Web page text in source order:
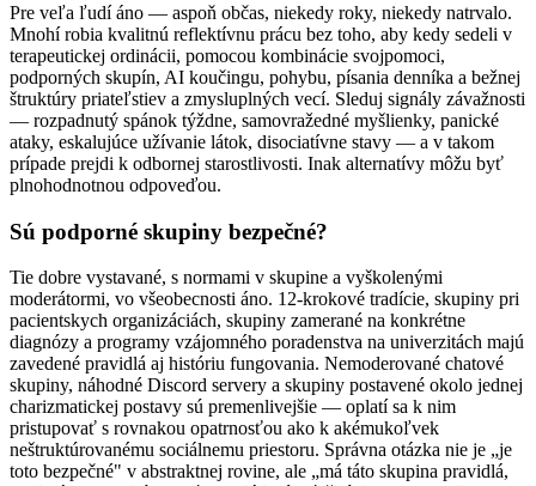
Pre veľa ľudí áno — aspoň občas, niekedy roky, niekedy natrvalo.
Mnohí robia kvalitnú reflektívnu prácu bez toho, aby kedy sedeli v
terapeutickej ordinácii, pomocou kombinácie svojpomoci,
podporných skupín, AI koučingu, pohybu, písania denníka a bežnej
štruktúry priateľstiev a zmysluplných vecí. Sleduj signály závažnosti
— rozpadnutý spánok týždne, samovražedné myšlienky, panické
ataky, eskalujúce užívanie látok, disociatívne stavy — a v takom
prípade prejdi k odbornej starostlivosti. Inak alternatívy môžu byť
plnohodnotnou odpoveďou.
Sú podporné skupiny bezpečné?
Tie dobre vystavané, s normami v skupine a vyškolenými
moderátormi, vo všeobecnosti áno. 12-krokové tradície, skupiny pri
pacientskych organizáciách, skupiny zamerané na konkrétne
diagnózy a programy vzájomného poradenstva na univerzitách majú
zavedené pravidlá aj históriu fungovania. Nemoderované chatové
skupiny, náhodné Discord servery a skupiny postavené okolo jednej
charizmatickej postavy sú premenlivejšie — oplatí sa k nim
pristupovať s rovnakou opatrnosťou ako k akémukoľvek
neštruktúrovanému sociálnemu priestoru. Správna otázka nie je „je
toto bezpečné" v abstraktnej rovine, ale „má táto skupina pravidlá,